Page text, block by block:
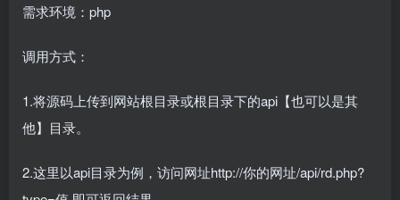
需求环境：php
调用方式：
1.将源码上传到网站根目录或根目录下的api【也可以是其
他】目录。
2.这里以api目录为例，访问网址http://你的网址/api/rd.php?